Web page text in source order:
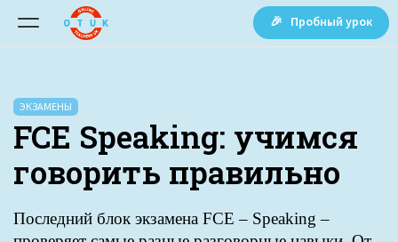
🎉 Пробный урок
ЭКЗАМЕНЫ
FCE Speaking: учимся
говорить правильно
Последний блок экзамена FCE – Speaking –